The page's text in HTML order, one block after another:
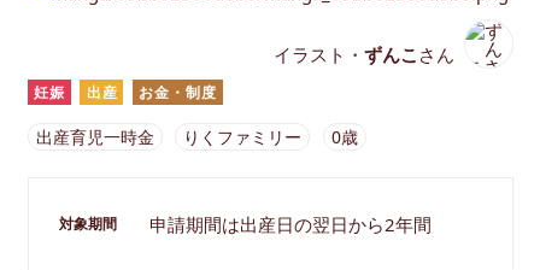
イラスト・ ずんこ さん
妊娠 出産 お金・制度
出産育児一時金 りくファミリー 0歳
対象期間 申請期間は出産日の翌日から2年間